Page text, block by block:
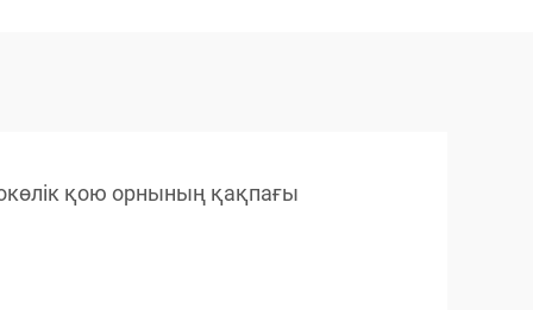
қою орнының қақпағы